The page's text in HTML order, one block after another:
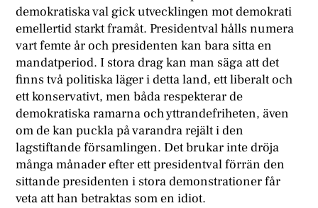
demokratiska val gick utvecklingen mot demokrati
emellertid starkt framåt. Presidentval hålls numera
vart femte år och presidenten kan bara sitta en
mandatperiod. I stora drag kan man säga att det
finns två politiska läger i detta land, ett liberalt och
ett konservativt, men båda respekterar de
demokratiska ramarna och yttrandefriheten, även
om de kan puckla på varandra rejält i den
lagstiftande församlingen. Det brukar inte dröja
många månader efter ett presidentval förrän den
sittande presidenten i stora demonstrationer får
veta att han betraktas som en idiot.